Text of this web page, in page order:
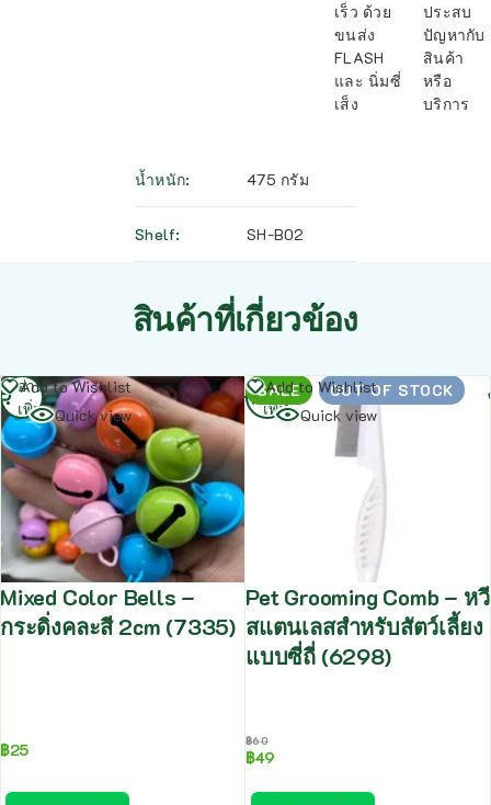
เร็ว ด้วย
ขนส่ง
FLASH
และ นิ่มซี่
เส็ง
ประสบ
ปัญหากับ
สินค้า
หรือ
บริการ
น้ำหนัก 475 กรัม
Shelf SH-B02
สินค้าที่เกี่ยวข้อง
Add to Wishlist
Quick view
Mixed Color Bells –
กระดิ่งคละสี 2cm (7335)
฿25
อ่าน
เพิ่ม
SALE OUT OF STOCK
Add to Wishlist
Quick view
Pet Grooming Comb – หวี
สแตนเลสสำหรับสัตว์เลี้ยง
แบบซี่ถี่ (6298)
฿60
฿49
อ่าน
เพิ่ม